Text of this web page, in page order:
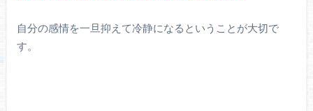
自分の感情を一旦抑えて冷静になるということが大切で
す。